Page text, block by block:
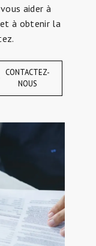
aider à
à obtenir la
CONTACTEZ-
NOUS